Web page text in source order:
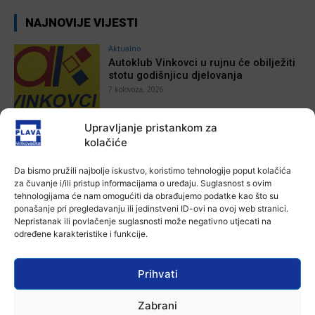
Upravljanje pristankom za
kolačiće
Da bismo pružili najbolje iskustvo, koristimo tehnologije poput kolačića
za čuvanje i/ili pristup informacijama o uređaju. Suglasnost s ovim
tehnologijama će nam omogućiti da obrađujemo podatke kao što su
ponašanje pri pregledavanju ili jedinstveni ID-ovi na ovoj web stranici.
Nepristanak ili povlačenje suglasnosti može negativno utjecati na
određene karakteristike i funkcije.
Prihvati
Zabrani
NAJNOVIJE VIJESTI
Aktualno
Autoklub Vinkovci u rujnu će obilježiti
stotu godišnjicu djelovanja
7 kolovoza, 2026
Aktualno
Za dva tjedna započinje još jedna
Ana Tokić - 7 kolovoza, 2026
Aktualno
U Županji održana Ljetna škola magije
Ana Tokić
Aktualno
Zbog niskog vodostaja otežana